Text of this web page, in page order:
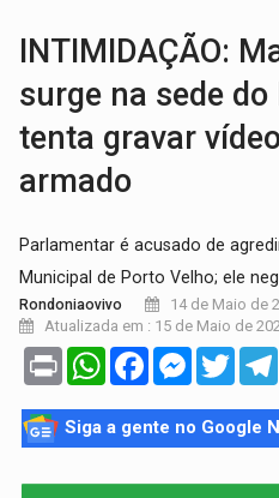
INTIMIDAÇÃO:
surge na sede
tenta gravar
armado
Parlamentar é acusado de
Municipal de Porto Velho; ele
Rondoniaovivo
14 de Maio de
Atualizada em : 15 de Maio de
Print WhatsAppFacebookMessenger
Siga a gente no Google